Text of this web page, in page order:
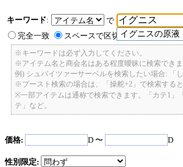
キーワード:
で
イグニスの原液
完全一致
スペースで区切ったキーワードの
※キーワードは必ず入力してください。
※アイテム名と商会名はある程度曖昧に検索できま
例) シュバイツァーサーベルを検索したい場合: 「
※ブースト検索の場合は、「操舵+2」で検索する
※一部アイテムは通称で検索できます。「カテ1」
テ」など。
価格: D 〜 D
性別限定: